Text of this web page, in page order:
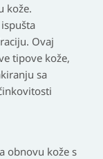
kože.
Ovaj
tipove kože,
sa
obnovu kože s